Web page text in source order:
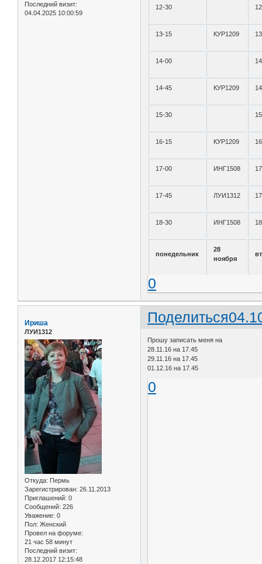
Последний визит:
04.04.2025 10:00:59
12-30
13-15 КУР1209
14-00
14-45 КУР1209
15-30
16-15 КУР1209
17-00 ИНГ1508
17-45 ЛУИ1312
18-30 ИНГ1508
понедельник
28
ноября
0
Поделиться
Ириша
ЛУИ1312
Откуда: Пермь
Зарегистрирован: 26.11.2013
Приглашений: 0
Сообщений: 226
Уважение: 0
Пол: Женский
Провел на форуме:
21 час 58 минут
Последний визит:
28.12.2017 12:15:48
Прошу записать меня на
28.11.16 на 17.45
29.11.16 на 17.45
01.12.16 на 17.45
0